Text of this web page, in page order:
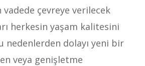
çevreye verilecek
herkesin yaşam kalitesini
nedenlerden dolayı yeni bir
veya genişletme